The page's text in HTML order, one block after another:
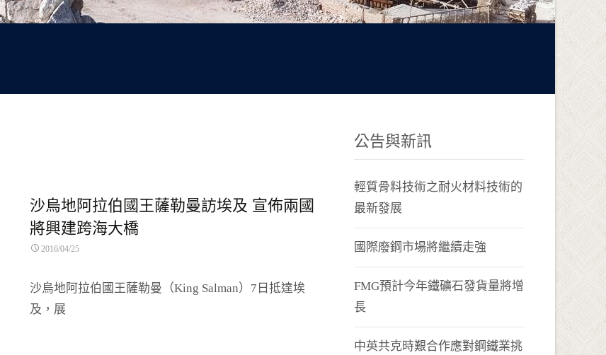
沙烏地阿拉伯國王薩勒曼訪埃及 宣佈兩國
將興建跨海大橋
2016/04/25
沙烏地阿拉伯國王薩勒曼（King Salman）7日抵達埃
及，展
公告與新訊
輕質骨料技術之耐火材料技術的
最新發展
國際廢鋼市場將繼續走強
FMG預計今年鐵礦石發貨量將增
長
中英共克時艱合作應對鋼鐵業挑